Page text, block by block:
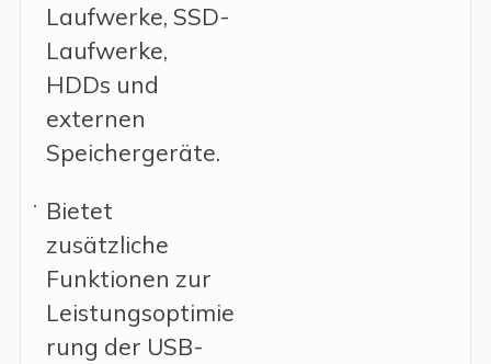
Laufwerke, SSD-
Laufwerke,
HDDs und
externen
Speichergeräte.
Bietet
zusätzliche
Funktionen zur
Leistungsoptimie
rung der USB-